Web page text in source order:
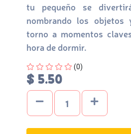
tu pequeño se
nombrando los objetos
torno a momentos
hora de dormir.
Four out of Five Stars
(0)
$ 5.50